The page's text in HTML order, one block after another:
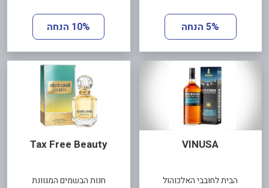
5% הנחה 10% הנחה
VINUSA
הבית לחובבי האלכוהול
Tax Free Beauty
חנות הבשמים המגוונת